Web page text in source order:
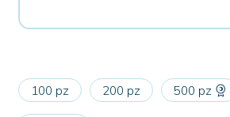
100 pz 200 pz 500 pz